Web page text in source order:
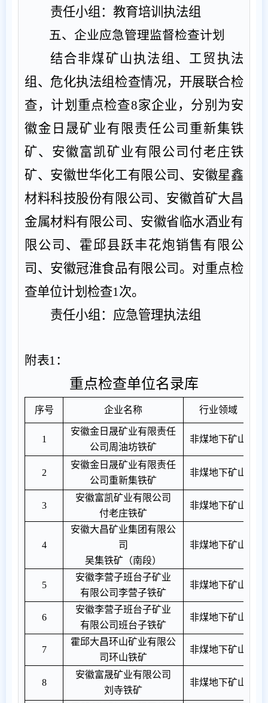
责任小组：教育培训执法组
五、 企业应急管理监督检查计划
结合非煤矿山执法组、工贸执法
组、危化执法组检查情况， 开展联合检
查， 计划重点检查8家企业，分别为安
徽金日晟矿业有限责任公司重新集铁
矿、安徽富凯矿业有限公司付老庄铁
矿、安徽世华化工有限公司、安徽星鑫
材料科技股份有限公司、安徽首矿大昌
金属材料有限公司、安徽省临水酒业有
限公司、霍邱县跃丰花炮销售有限公
司、安徽冠淮食品有限公司。对重点检
查单位计划检查1 次。
责任小组 ：应急管理执法组
附表1 ：
重点检查单位名录库
序号 企业名称 行业领域
1
安徽金日晟矿业有限责任
公司周油坊铁矿
非煤地下矿山
2
安徽金日晟矿业有限责任
公司重新集铁矿
非煤地下矿山
3
安徽富凯矿业有限公司
付老庄铁矿
非煤地下矿山
4
安徽大昌矿业集团有限公
司
吴集铁矿（南段）
非煤地下矿山
5
安徽李营子班台子矿业
有限公司李营子铁矿
非煤地下矿山
6
安徽李营子班台子矿业
有限公司班台子铁矿
非煤地下矿山
7
霍邱大昌环山矿业有限公
司环山铁矿
非煤地下矿山
8
安徽富晟矿业有限公司
刘寺铁矿
非煤地下矿山